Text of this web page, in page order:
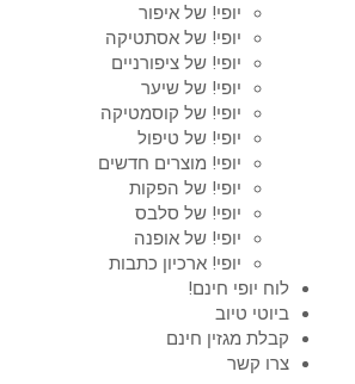
יופי! של איפור
יופי! של אסתטיקה
יופי! של ציפורניים
יופי! של שיער
יופי! של קוסמטיקה
יופי! של טיפול
יופי! מוצרים חדשים
יופי! של הפקות
יופי! של סלבס
יופי! של אופנה
יופי! ארכיון כתבות
לוח יופי חינם!
ביוטי טיוב
קבלת מגזין חינם
צרו קשר